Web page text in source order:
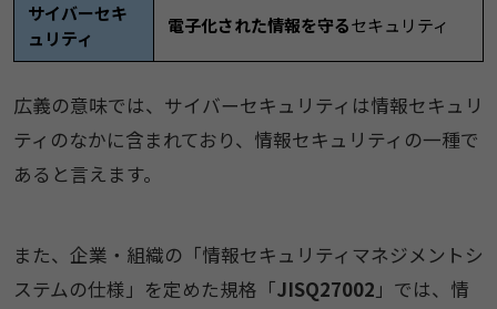
サイバーセキ
ュリティ
電子化された情報を守るセキュリティ
広義の意味では、サイバーセキュリティは情報セキュリ
ティのなかに含まれており、情報セキュリティの一種で
あると言えます。
また、企業・組織の「情報セキュリティマネジメントシ
ステムの仕様」を定めた規格「JISQ27002 」では、情